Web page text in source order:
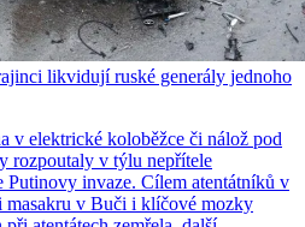
likvidují ruské generály jednoho
v elektrické koloběžce či nálož pod
rozpoutaly v týlu nepřítele
invaze. Cílem atentátníků v
masakru v Buči i klíčové mozky